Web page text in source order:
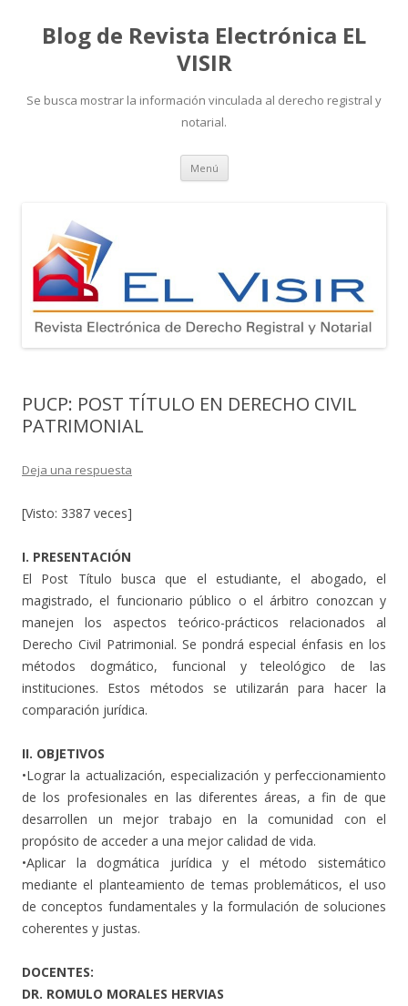
Blog de Revista Electrónica EL
VISIR
Se busca mostrar la información vinculada al derecho registral y
notarial.
Menú Ir
contenido
PUCP: POST TÍTULO EN DERECHO CIVIL
PATRIMONIAL
Deja una respuesta
[Visto: 3387 veces]
I. PRESENTACIÓN
El Post Título busca que el estudiante, el abogado, el
magistrado, el funcionario público o el árbitro conozcan y
manejen los aspectos teórico-prácticos relacionados al
Derecho Civil Patrimonial. Se pondrá especial énfasis en los
métodos dogmático, funcional y teleológico de las
instituciones. Estos métodos se utilizarán para hacer la
comparación jurídica.
II. OBJETIVOS
•Lograr la actualización, especialización y perfeccionamiento
de los profesionales en las diferentes áreas, a fin de que
desarrollen un mejor trabajo en la comunidad con el
propósito de acceder a una mejor calidad de vida.
•Aplicar la dogmática jurídica y el método sistemático
mediante el planteamiento de temas problemáticos, el uso
de conceptos fundamentales y la formulación de soluciones
coherentes y justas.
DOCENTES:
DR. ROMULO MORALES HERVIAS